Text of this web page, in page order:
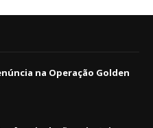
na Operação Golden